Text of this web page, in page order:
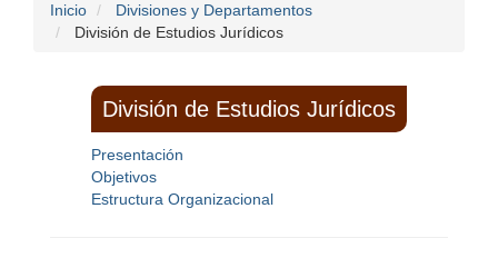
Inicio
Divisiones y Departamentos
División de Estudios Jurídicos
División de Estudios Jurídicos
Presentación
Objetivos
Estructura Organizacional